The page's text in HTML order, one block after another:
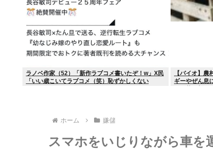
ラノベ作家（52）「新作ラブコメ書いたぞ！w」X民
「いい歳こいてラブコメ（笑）恥ずかしくない
【バイオ】
ギーやぜん息
ホーム 嫌儲
スマホをいじりながら車を